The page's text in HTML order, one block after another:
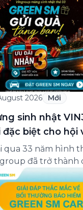
2026 Mới
sinh nhật
đặc biệt cho hội
qua 33 năm hình
đã trở thành
đa ngành lớn
nghiệp lớn
xếp hạng của